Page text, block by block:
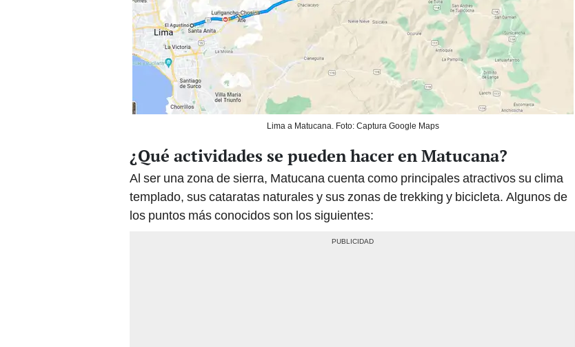
Lima a Matucana. Foto: Captura Google Maps
¿Qué actividades se pueden hacer en Matucana?
Al ser una zona de sierra, Matucana cuenta como principales atractivos su clima
templado, sus cataratas naturales y sus zonas de trekking y bicicleta. Algunos de
los puntos más conocidos son los siguientes: